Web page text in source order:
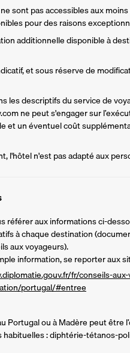
sont pas accessibles aux moins
pour des raisons
additionnelle disponible à
et sous réserve de
les descriptifs du service de
ne peut s'engager sur
et un éventuel coût
l'hôtel n'est pas adapté aux
référer aux informations ci-
à chaque destination
aux voyageurs).
information, se reporter aux
fr/conseils-
portugal/#entree
Portugal ou à Madère peut être
habituelles : diphtérie-tétanos-